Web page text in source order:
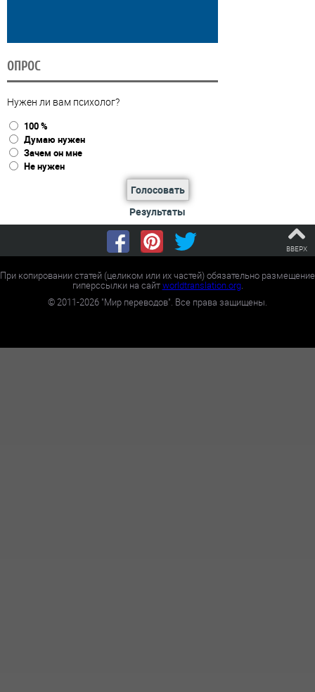
ОПРОС
Нужен ли вам психолог?
100 %
Думаю нужен
Зачем он мне
Не нужен
Голосовать
Результаты
ВВЕРХ
При копировании статей (целиком или их частей) обязательно размещение
гиперссылки на сайтworldtranslation.org.
©2011-2026 "Мир переводов". Все права защищены.